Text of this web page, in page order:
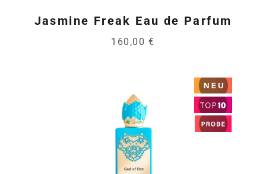
Jasmine Freak Eau de Parfum
160,00 €